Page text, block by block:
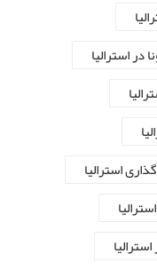
در استرالیا
استرالیا